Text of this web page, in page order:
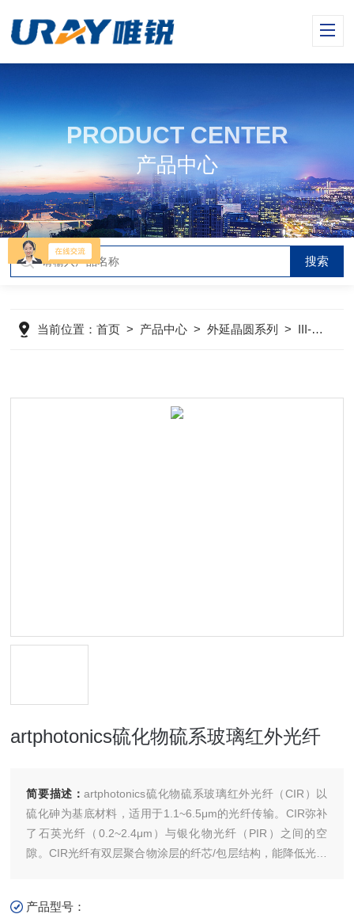
PRODUCT CENTER
产品中心
当前位置：首页 > 产品中心 >外延晶圆系列 > III-V族外延晶圆生长
artphotonics硫化物硫系玻璃红外光纤
简要描述：artphotonics硫化物硫系玻璃红外光纤（CIR）以
硫化砷为基底材料，适用于1.1~6.5μm的光纤传输。CIR弥补
了石英光纤（0.2~2.4μm）与银化物光纤（PIR）之间的空
隙。CIR光纤有双层聚合物涂层的纤芯/包层结构，能降低光学
产品型号：